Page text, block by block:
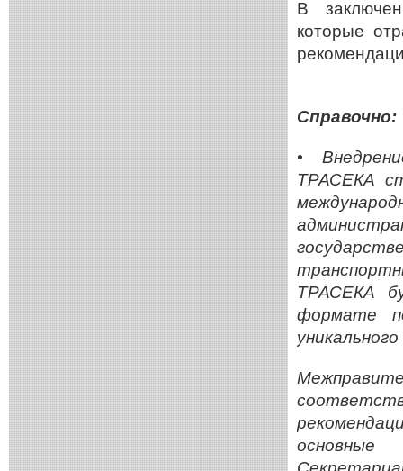
В
которые
Справочно:
•
ТРАСЕКА
ТРАСЕКА
формате